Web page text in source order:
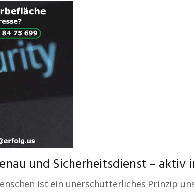
und Sicherheitsdienst – aktiv
ist ein unerschütterliches Prinzip